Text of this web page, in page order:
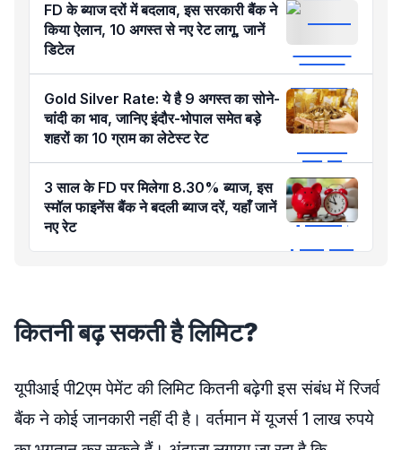
FD के ब्याज दरों में बदलाव, इस सरकारी बैंक ने
किया ऐलान, 10 अगस्त से नए रेट लागू, जानें
डिटेल
Gold Silver Rate: ये है 9 अगस्त का सोने-
चांदी का भाव, जानिए इंदौर-भोपाल समेत बड़े
शहरों का 10 ग्राम का लेटेस्ट रेट
3 साल के FD पर मिलेगा 8.30% ब्याज, इस
स्मॉल फाइनेंस बैंक ने बदली ब्याज दरें, यहाँ जानें
नए रेट
कितनी बढ़ सकती है लिमिट?
यूपीआई पी2एम पेमेंट की लिमिट कितनी बढ़ेगी इस संबंध में रिजर्व
बैंक ने कोई जानकारी नहीं दी है। वर्तमान में यूजर्स 1 लाख रुपये